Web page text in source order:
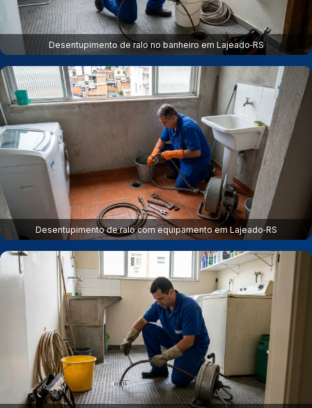
Desentupimento de ralo no banheiro em Lajeado‑RS
Desentupimento de ralo com equipamento em Lajeado‑RS